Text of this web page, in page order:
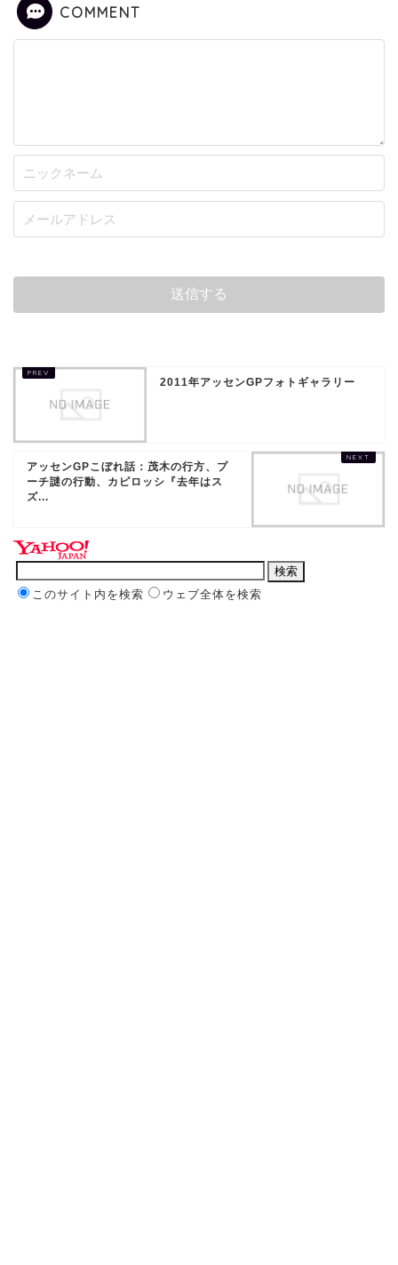
COMMENT
2011年アッセンGPフォトギャラリー
アッセンGPこぼれ話：茂木の行方、プ
ーチ謎の行動、カピロッシ『去年はス
ズ...
このサイト内を検索 ウェブ全体を検索